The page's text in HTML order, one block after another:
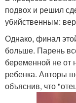
подвох и решил
убийственным:
Однако, финал
больше. Парень
беременной не от
ребенка. Авторы
объяснив, что